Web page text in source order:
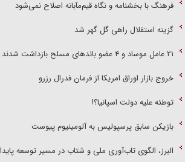
فرهنگ با بخشنامه و نگاه قیم‌مآبانه اصلاح نمی‌شود
گزینه استقلال راهی گل گهر شد
۲۱ عامل موساد و ۴ عضو باند‌های مسلح بازداشت شدند
خروج بازار اوراق امریکا از فرمان فدرال رزرو
توطئه علیه دولت اسپانیا؟!
بازیکن سابق پرسپولیس به آلومینیوم پیوست
البرز، الگوی تاب‌آوری ملی و شتاب در مسیر توسعه